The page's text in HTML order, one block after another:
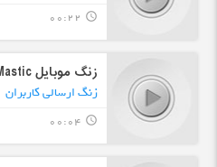
query_builder
00:22
زنگ موبایل Mastic هشدار htc آهنگ هشدار
زنگ ارسالی کاربران
query_builder
00:04